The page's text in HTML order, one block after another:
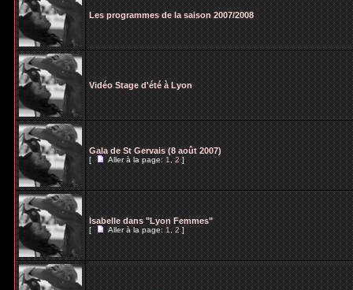
Les programmes de la saison 2007/2008
Vidéo Stage d'été à Lyon
Gala de St Gervais (8 août 2007)
[ Aller à la page:1,2]
Isabelle dans "Lyon Femmes"
[ Aller à la page:1,2]